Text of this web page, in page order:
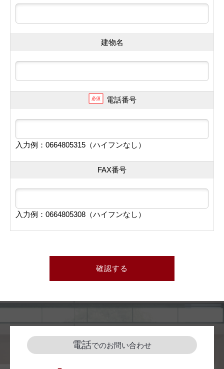
建物名
必須 電話番号
入力例：0664805315（ハイフンなし）
FAX番号
入力例：0664805308（ハイフンなし）
確認する
電話でのお問い合わせ